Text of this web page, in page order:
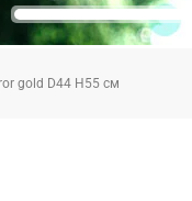
gold D44 H55 см